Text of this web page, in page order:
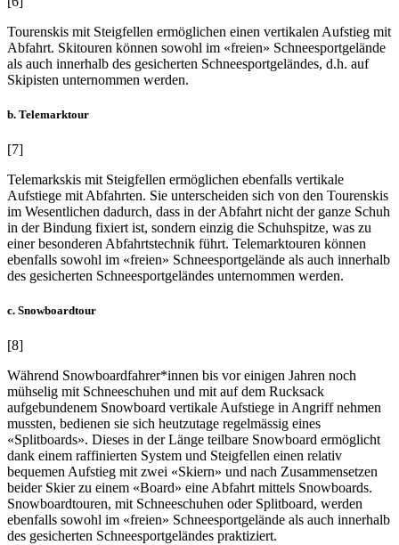
Tourenskis mit Steigfellen ermöglichen einen vertikalen Aufstieg mit
Abfahrt. Skitouren können sowohl im «freien» Schneesportgelände
als auch innerhalb des gesicherten Schneesportgeländes, d.h. auf
Skipisten unternommen werden.
b. Telemarktour
[7]
Telemarkskis mit Steigfellen ermöglichen ebenfalls vertikale
Aufstiege mit Abfahrten. Sie unterscheiden sich von den Tourenskis
im Wesentlichen dadurch, dass in der Abfahrt nicht der ganze Schuh
in der Bindung fixiert ist, sondern einzig die Schuhspitze, was zu
einer besonderen Abfahrtstechnik führt. Telemarktouren können
ebenfalls sowohl im «freien» Schneesportgelände als auch innerhalb
des gesicherten Schneesportgeländes unternommen werden.
c. Snowboardtour
[8]
Während Snowboardfahrer*innen bis vor einigen Jahren noch
mühselig mit Schneeschuhen und mit auf dem Rucksack
aufgebundenem Snowboard vertikale Aufstiege in Angriff nehmen
mussten, bedienen sie sich heutzutage regelmässig eines
«Splitboards». Dieses in der Länge teilbare Snowboard ermöglicht
dank einem raffinierten System und Steigfellen einen relativ
bequemen Aufstieg mit zwei «Skiern» und nach Zusammensetzen
beider Skier zu einem «Board» eine Abfahrt mittels Snowboards.
Snowboardtouren, mit Schneeschuhen oder Splitboard, werden
ebenfalls sowohl im «freien» Schneesportgelände als auch innerhalb
des gesicherten Schneesportgeländes praktiziert.